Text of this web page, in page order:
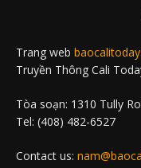
Trang web
Truyền Thông Cali
Tòa soạn: 1310 Tully
Tel: (408) 482-6527
Contact us: